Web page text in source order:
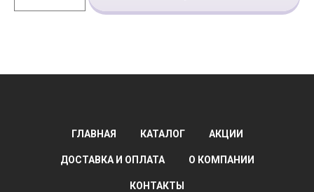
ГЛАВНАЯ КАТАЛОГ АКЦИИ
ДОСТАВКА И ОПЛАТА О КОМПАНИИ
КОНТАКТЫ